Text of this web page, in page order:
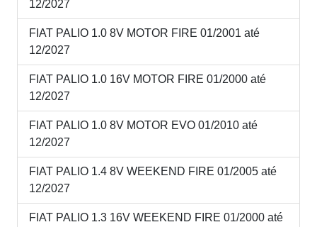
12/2027
FIAT PALIO 1.0 8V MOTOR FIRE 01/2001 até
12/2027
FIAT PALIO 1.0 16V MOTOR FIRE 01/2000 até
12/2027
FIAT PALIO 1.0 8V MOTOR EVO 01/2010 até
12/2027
FIAT PALIO 1.4 8V WEEKEND FIRE 01/2005 até
12/2027
FIAT PALIO 1.3 16V WEEKEND FIRE 01/2000 até